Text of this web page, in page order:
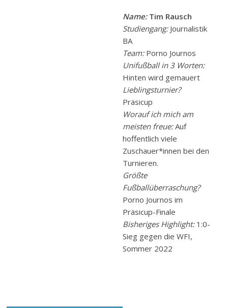
Name:Tim Rausch
Studiengang: Journalistik
BA
Team:Porno Journos
Unifußball in 3 Worten:
Hinten wird gemauert
Lieblingsturnier?
Präsicup
Worauf ich mich am
meisten freue:Auf
hoffentlich viele
Zuschauer*innen bei den
Turnieren.
Größte
Fußballüberraschung?
Porno Journos im
Präsicup-Finale
Bisheriges Highlight:1:0-
Sieg gegen die WFI,
Sommer 2022